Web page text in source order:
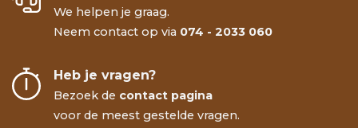
We helpen je graag.
Neem contact op via 074 - 2033 060
Heb je vragen?
Bezoek de contact pagina
voor de meest gestelde vragen.